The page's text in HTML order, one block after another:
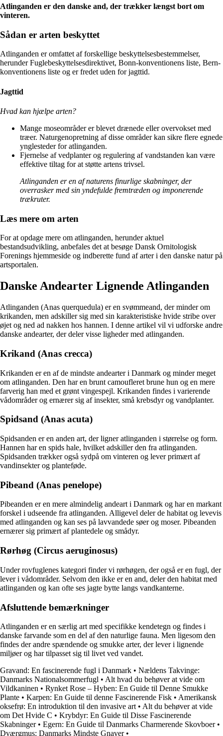
Atlinganden er den danske and, der trækker længst bort om
vinteren.
Sådan er arten beskyttet
Atlinganden er omfattet af forskellige beskyttelsesbestemmelser,
herunder Fuglebeskyttelsesdirektivet, Bonn-konventionens liste, Bern-
konventionens liste og er fredet uden for jagttid.
Jagttid
Hvad kan hjælpe arten?
Mange moseområder er blevet drænede eller overvokset med
træer. Naturgenopretning af disse områder kan sikre flere egnede
ynglesteder for atlinganden.
Fjernelse af vedplanter og regulering af vandstanden kan være
effektive tiltag for at støtte artens trivsel.
Atlinganden er en af naturens finurlige skabninger, der
overrasker med sin yndefulde fremtræden og imponerende
trækruter.
Læs mere om arten
For at opdage mere om atlinganden, herunder aktuel
bestandsudvikling, anbefales det at besøge Dansk Ornitologisk
Forenings hjemmeside og indberette fund af arter i den danske natur på
artsportalen.
Danske Andearter Lignende Atlinganden
Atlinganden (Anas querquedula) er en svømmeand, der minder om
krikanden, men adskiller sig med sin karakteristiske hvide stribe over
øjet og ned ad nakken hos hannen. I denne artikel vil vi udforske andre
danske andearter, der deler visse ligheder med atlinganden.
Krikand (Anas crecca)
Krikanden er en af de mindste andearter i Danmark og minder meget
om atlinganden. Den har en brunt camoufleret brune hun og en mere
farverig han med et grønt vingespejl. Krikanden findes i varierende
vådområder og ernærer sig af insekter, små krebsdyr og vandplanter.
Spidsand (Anas acuta)
Spidsanden er en anden art, der ligner atlinganden i størrelse og form.
Hannen har en spids hale, hvilket adskiller den fra atlinganden.
Spidsanden trækker også sydpå om vinteren og lever primært af
vandinsekter og planteføde.
Pibeand (Anas penelope)
Pibeanden er en mere almindelig andeart i Danmark og har en markant
forskel i udseende fra atlinganden. Alligevel deler de habitat og levevis
med atlinganden og kan ses på lavvandede søer og moser. Pibeanden
ernærer sig primært af plantedele og smådyr.
Rørhøg (Circus aeruginosus)
Under rovfuglenes kategori finder vi rørhøgen, der også er en fugl, der
lever i vådområder. Selvom den ikke er en and, deler den habitat med
atlinganden og kan ofte ses jagte bytte langs vandkanterne.
Afsluttende bemærkninger
Atlinganden er en særlig art med specifikke kendetegn og findes i
danske farvande som en del af den naturlige fauna. Men ligesom den
findes der andre spændende og smukke arter, der lever i lignende
miljøer og har tilpasset sig til livet ved vandet.
Gravand: En fascinerende fugl i Danmark • Nældens Takvinge:
Danmarks Nationalsommerfugl • Alt hvad du behøver at vide om
Vildkaninen • Rynket Rose – Hyben: En Guide til Denne Smukke
Plante • Karpen: En Guide til denne Fascinerende Fisk • Amerikansk
oksefrø: En introduktion til den invasive art • Alt du behøver at vide
om Det Hvide C • Krybdyr: En Guide til Disse Fascinerende
Skabninger• Egern: En Guide til Danmarks Charmerende Skovboer•
Dværgmus: Danmarks Mindste Gnaver•